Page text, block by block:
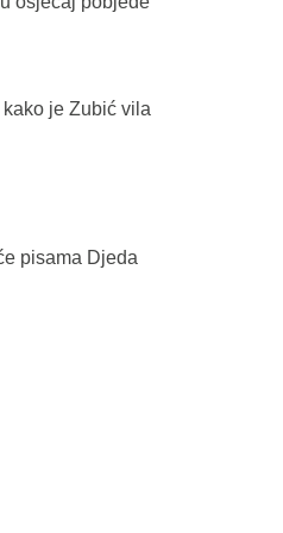
je Zubić vila
pisama Djeda